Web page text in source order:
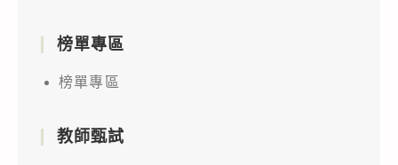
榜單專區
榜單專區
教師甄試